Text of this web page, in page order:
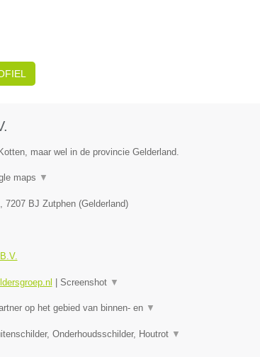
maar wel in de provincie Gelderland.
maps ▼
, 7207 BJ Zutphen(Gelderland)
Screenshot ▼
op het gebied van binnen- en ▼
Onderhoudsschilder, Houtrot ▼